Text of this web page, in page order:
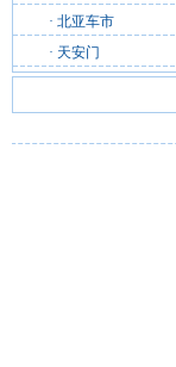
· 北亚车市
· 天安门